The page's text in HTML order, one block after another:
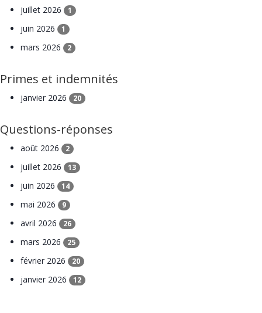
juillet 2026 1
juin 2026 1
mars 2026 2
Primes et indemnités
janvier 2026 20
Questions-réponses
août 2026 2
juillet 2026 13
juin 2026 14
mai 2026 9
avril 2026 26
mars 2026 25
février 2026 20
janvier 2026 12